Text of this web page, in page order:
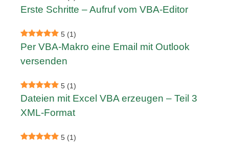
Erste Schritte – Aufruf vom VBA-Editor
5 (1)
Per VBA-Makro eine Email mit Outlook
versenden
5 (1)
Dateien mit Excel VBA erzeugen – Teil 3
XML-Format
5 (1)